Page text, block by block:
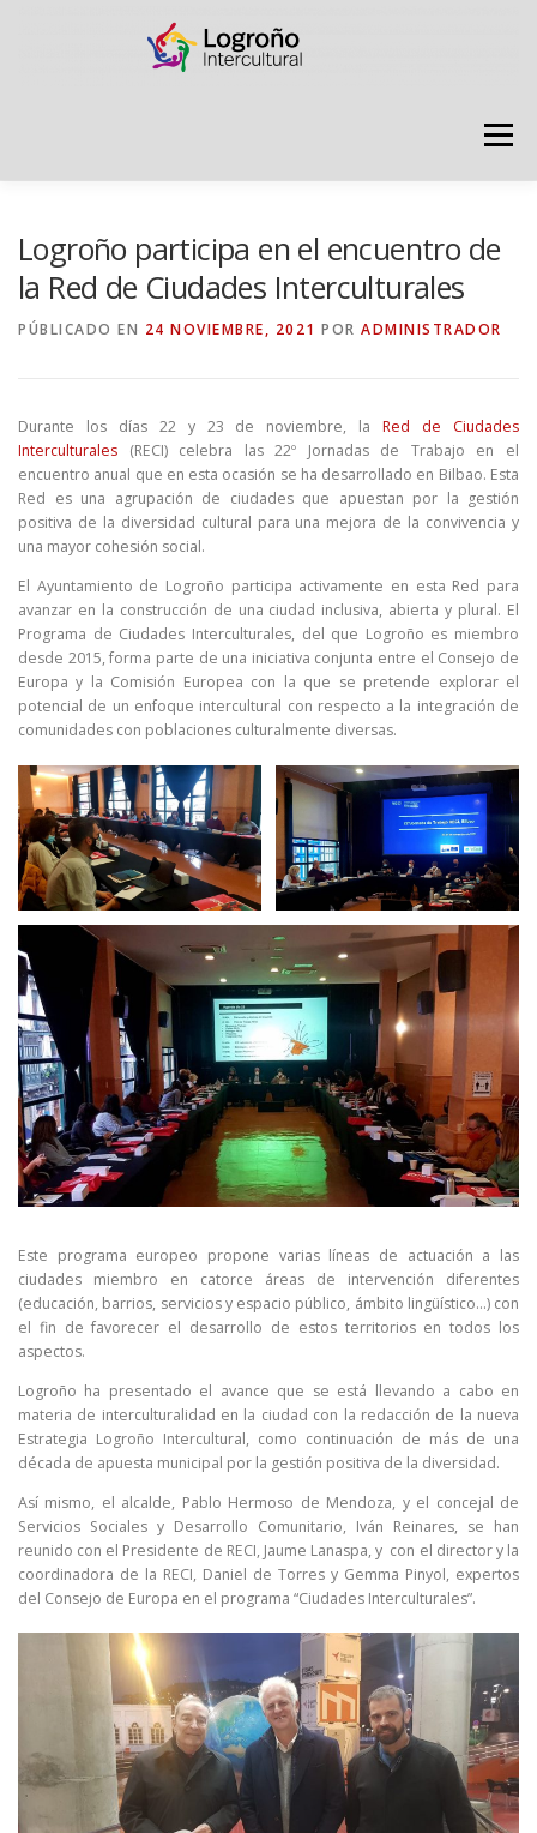
Menú
RECURSOS PUNTO DE ACOGIDA
Logroño participa en el encuentro de
la Red de Ciudades Interculturales
PÚBLICADO EN 24 NOVIEMBRE, 2021 POR ADMINISTRADOR
Durante los días 22 y 23 de noviembre, laRed de Ciudades
Interculturales (RECI) celebra las 22º Jornadas de Trabajo en el
encuentro anual que en esta ocasión se ha desarrollado en Bilbao. Esta
Red es una agrupación de ciudades que apuestan por la gestión
positiva de la diversidad cultural para una mejora de la convivencia y
una mayor cohesión social.
El Ayuntamiento de Logroño participa activamente en esta Red para
avanzar en la construcción de una ciudad inclusiva, abierta y plural. El
Programa de Ciudades Interculturales, del que Logroño es miembro
desde 2015, forma parte de una iniciativa conjunta entre el Consejo de
Europa y la Comisión Europea con la que se pretende explorar el
potencial de un enfoque intercultural con respecto a la integración de
comunidades con poblaciones culturalmente diversas.
Este programa europeo propone varias líneas de actuación a las
ciudades miembro en catorce áreas de intervención diferentes
(educación, barrios, servicios y espacio público, ámbito lingüístico…) con
el fin de favorecer el desarrollo de estos territorios en todos los
aspectos.
Logroño ha presentado el avance que se está llevando a cabo en
materia de interculturalidad en la ciudad con la redacción de la nueva
Estrategia Logroño Intercultural, como continuación de más de una
década de apuesta municipal por la gestión positiva de la diversidad.
Así mismo, el alcalde, Pablo Hermoso de Mendoza, y el concejal de
Servicios Sociales y Desarrollo Comunitario, Iván Reinares, se han
reunido con el Presidente de RECI, Jaume Lanaspa, y con el director y la
coordinadora de la RECI, Daniel de Torres y Gemma Pinyol, expertos
del Consejo de Europa en el programa “Ciudades Interculturales”.